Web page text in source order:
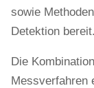
sowie
Detektion bereit.
Die
Messverfahren